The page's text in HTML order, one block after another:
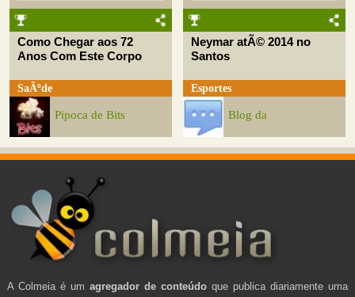
Como Chegar aos 72
Anos Com Este Corpo
SaÃºde
Pipoca de Bits
Neymar atÃ© 2014 no
Santos
Esportes
Blog da
A Colmeia é um agregador de conteúdo que publica diariamente uma